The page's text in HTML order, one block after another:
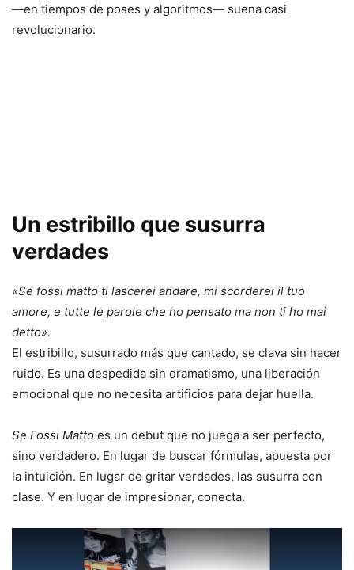
—en tiempos de poses y algoritmos— suena casi
revolucionario.
Un estribillo que susurra
verdades
«Se fossi matto ti lascerei andare, mi scorderei il tuo
amore, e tutte le parole che ho pensato ma non ti ho mai
detto».
El estribillo, susurrado más que cantado, se clava sin hacer
ruido. Es una despedida sin dramatismo, una liberación
emocional que no necesita artificios para dejar huella.
Se Fossi Matto es un debut que no juega a ser perfecto,
sino verdadero. En lugar de buscar fórmulas, apuesta por
la intuición. En lugar de gritar verdades, las susurra con
clase. Y en lugar de impresionar, conecta.